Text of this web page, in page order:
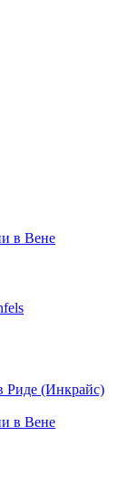
в Вене
Риде (Инкрайс)
в Вене